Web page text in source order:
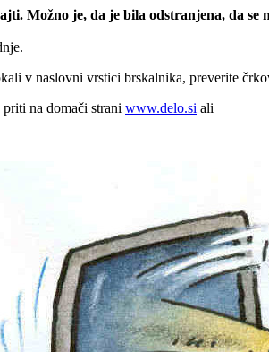
Možno je, da je bila odstranjena, da
v naslovni vrstici brskalnika, preverite
na domači strani www.delo.si ali